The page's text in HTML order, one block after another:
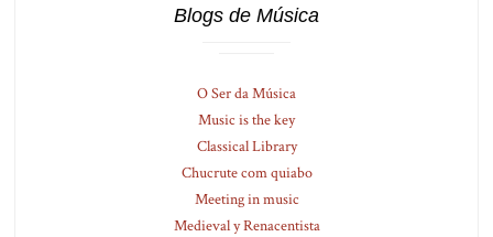
Blogs de Música
O Ser da Música
Music is the key
Classical Library
Chucrute com quiabo
Meeting in music
Medieval y Renacentista